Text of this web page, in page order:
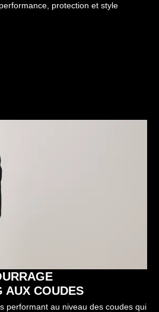
protection et style
AUX COUDES
performant au niveau des coudes qui